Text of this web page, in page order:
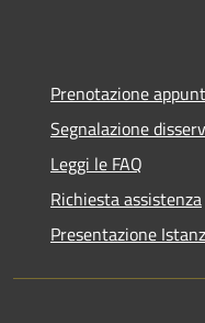
Prenotazione
Segnalazione
Leggi le FAQ
Richiesta assistenza
Presentazione